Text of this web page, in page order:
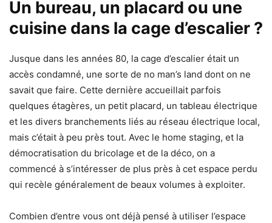
Un bureau, un placard ou une
cuisine dans la cage d’escalier ?
Jusque dans les années 80, la cage d’escalier était un
accès condamné, une sorte de no man’s land dont on ne
savait que faire. Cette dernière accueillait parfois
quelques étagères, un petit placard, un tableau électrique
et les divers branchements liés au réseau électrique local,
mais c’était à peu près tout. Avec le home staging, et la
démocratisation du bricolage et de la déco, on a
commencé à s’intéresser de plus près à cet espace perdu
qui recèle généralement de beaux volumes à exploiter.
Combien d’entre vous ont déjà pensé à utiliser l’espace